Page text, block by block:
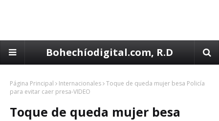
Bohechíodigital.com, R.D
Página Principal Internacionales Toque de queda mujer besa Policía
para evitar caer presa-VIDEO
Toque de queda mujer besa